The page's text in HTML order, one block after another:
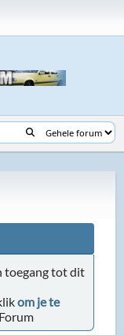
toegang tot dit
om je te